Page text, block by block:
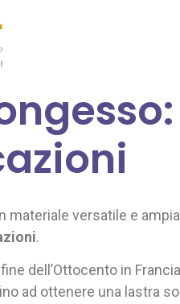
materiale versatile e
.
dell’Ottocento in
ad ottenere una lastra